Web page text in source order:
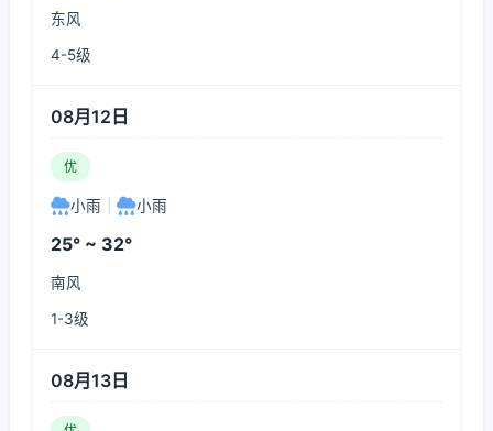
东风
4-5级
08月12日
优
小雨 小雨
25° ~ 32°
南风
1-3级
08月13日